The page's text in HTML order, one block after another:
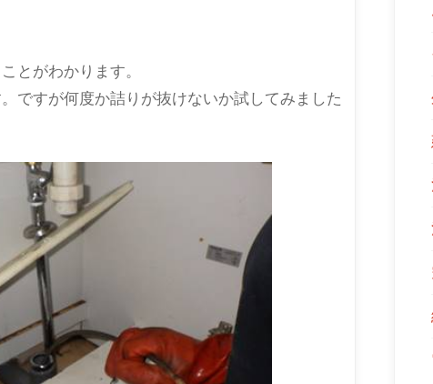
とがわかります。
ですが何度か詰りが抜けないか試してみました